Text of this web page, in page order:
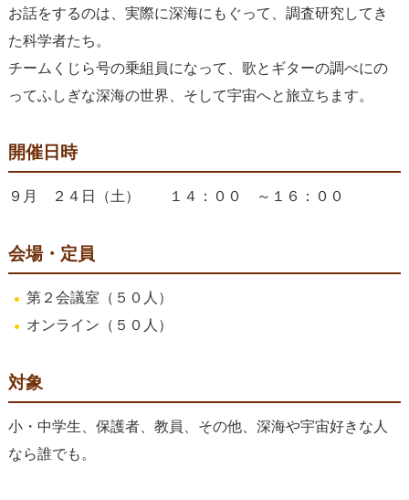
お話をするのは、実際に深海にもぐって、調査研究してき
た科学者たち。
チームくじら号の乗組員になって、歌とギターの調べにの
ってふしぎな深海の世界、そして宇宙へと旅立ちます。
開催日時
９月 ２４日（土） １４：００ ～１６：００
会場・定員
第２会議室（５０人）
オンライン（５０人）
対象
小・中学生、保護者、教員、その他、深海や宇宙好きな人
なら誰でも。